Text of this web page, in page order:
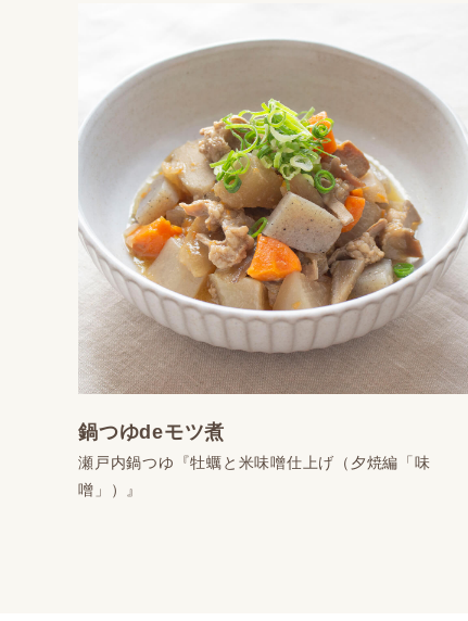
鍋つゆdeモツ煮
瀬戸内鍋つゆ『牡蠣と米味噌仕上げ（夕焼編「味
噌」）』